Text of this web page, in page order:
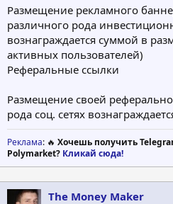
Размещение рекламного
различного рода
вознаграждается суммой в
активных пользователей)
Реферальные ссылки
Размещение своей
рода соц. сетях
Реклама: 🔥 Хочешь получить
Polymarket? Кликай сюда!
The Money Maker